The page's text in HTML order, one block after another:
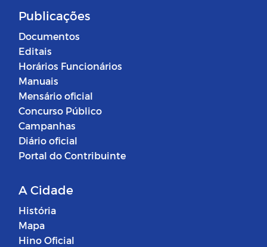
Publicações
Documentos
Editais
Horários Funcionários
Manuais
Mensário oficial
Concurso Público
Campanhas
Diário oficial
Portal do Contribuinte
A Cidade
História
Mapa
Hino Oficial